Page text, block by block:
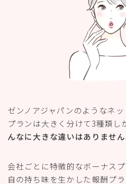
ゼンノアジャパンのようなネ
プランは大きく分けて3種類し
んなに大きな違いはありません
会社ごとに特徴的なボーナス
自の持ち味を生かした報酬プ